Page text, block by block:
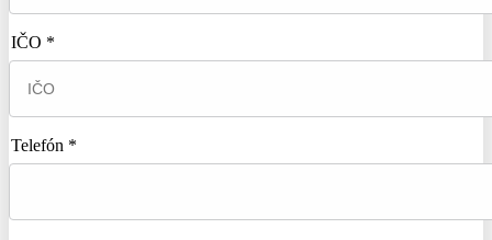
IČO *
Telefón *